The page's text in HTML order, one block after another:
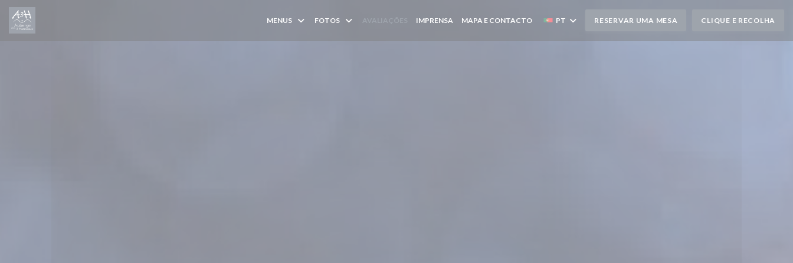
Painel de Gerenciamento de Cookies
MENUS FOTOS IMPRENSA MAPA E CONTACTO PT RESERVAR UMA MESA CLIQUE E RECOLHA